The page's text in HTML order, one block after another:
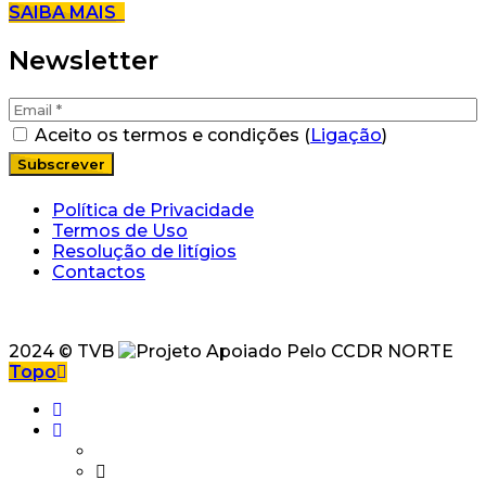
SAIBA MAIS
Newsletter
Aceito os termos e condições (Ligação)
Política de Privacidade
Termos de Uso
Resolução de litígios
Contactos
2024 © TVB
Topo